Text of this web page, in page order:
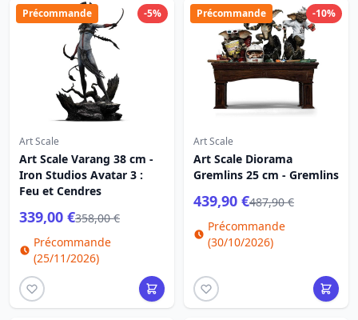
-5%
Précommande
Art Scale
Art Scale Varang 38 cm -
Iron Studios Avatar 3 :
Feu et Cendres
339,00 €358,00 €
Précommande
(25/11/2026)
-10%
Précommande
Art Scale
Art Scale Diorama
Gremlins 25 cm - Gremlins
439,90 €487,90 €
Précommande
(30/10/2026)